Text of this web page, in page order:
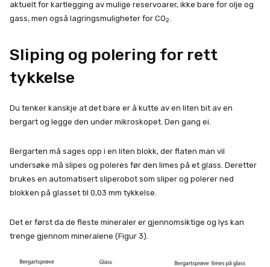
aktuelt for kartlegging av mulige reservoarer, ikke bare for olje og
gass, men også lagringsmuligheter for CO2
Sliping og polering for rett
tykkelse
Du tenker kanskje at det bare er å kutte av en liten bit av en
bergart og legge den under mikroskopet. Den gang ei.
Bergarten må sages opp i en liten blokk, der flaten man vil
undersøke må slipes og poleres før den limes på et glass. Deretter
brukes en automatisert sliperobot som sliper og polerer ned
blokken på glasset til 0,03 mm tykkelse.
Det er først da de fleste mineraler er gjennomsiktige og lys kan
trenge gjennom mineralene (Figur 3).